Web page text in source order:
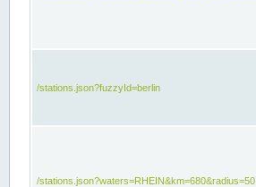
/stations.json?fuzzyId=berlin
/stations.json?waters=RHEIN&km=680&radius=50